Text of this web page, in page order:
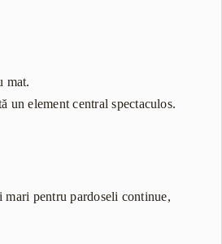
mat.
un element central spectaculos.
pentru pardoseli continue,